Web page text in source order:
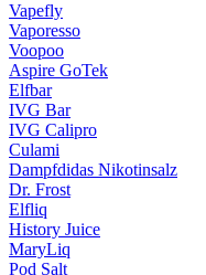
Vapefly
Vaporesso
Voopoo
Aspire GoTek
Elfbar
IVG Bar
IVG Calipro
Culami
Dampfdidas Nikotinsalz
Dr. Frost
Elfliq
History Juice
MaryLiq
Pod Salt